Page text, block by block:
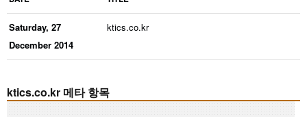
Saturday, 27
December 2014
ktics.co.kr
ktics.co.kr 메타 항목